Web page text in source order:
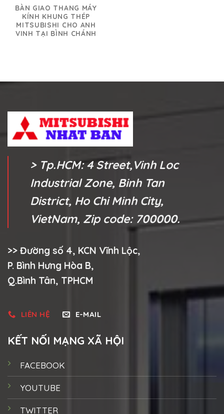
BÀN GIAO THANG MÁY
KÍNH KHUNG THÉP
MITSUBISHI CHO ANH
VINH TẠI BÌNH CHÁNH
> Tp.HCM: 4 Street,Vinh Loc
Industrial Zone, Binh Tan
District, Ho Chi Minh City,
VietNam, Zip code: 700000.
>> Đường số 4, KCN Vĩnh Lộc,
P. Bình Hưng Hòa B,
Q.Bình Tân, TPHCM
LIÊN HỆ E-MAIL
KẾT NỐI MẠNG XÃ HỘI
FACEBOOK
YOUTUBE
TWITTER